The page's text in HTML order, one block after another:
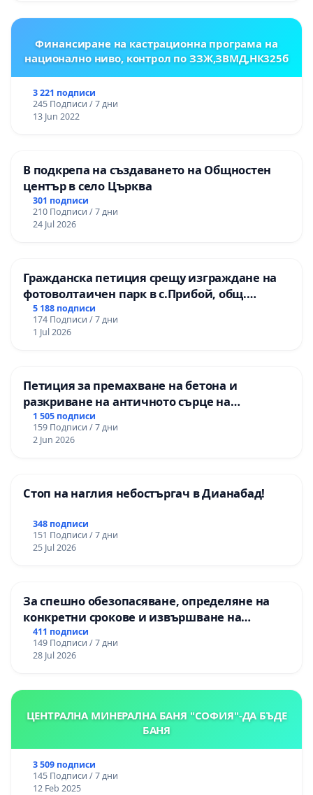
Финансиране на кастрационна програма на
национално ниво, контрол по ЗЗЖ,ЗВМД,НК325б
3 221 подписи
245 Подписи / 7 дни
13 Jun 2022
В подкрепа на създаването на Общностен
център в село Църква
301 подписи
210 Подписи / 7 дни
24 Jul 2026
Гражданска петиция срещу изграждане на
фотоволтаичен парк в с.Прибой, общ.
Радомир
5 188 подписи
174 Подписи / 7 дни
1 Jul 2026
Петиция за премахване на бетона и
разкриване на античното сърце на
Могиланската могила във Враца
1 505 подписи
159 Подписи / 7 дни
2 Jun 2026
Стоп на наглия небостъргач в Дианабад!
348 подписи
151 Подписи / 7 дни
25 Jul 2026
За спешно обезопасяване, определяне на
конкретни срокове и извършване на
цялостна рехабилитация на
републиканския път между пътен възел АМ
„Тракия“ - гр. Ихтиман - с. Мирово - к.к.
411 подписи
149 Подписи / 7 дни
28 Jul 2026
ЦЕНТРАЛНА МИНЕРАЛНА БАНЯ "СОФИЯ"-ДА БЪДЕ
БАНЯ
3 509 подписи
145 Подписи / 7 дни
12 Feb 2025